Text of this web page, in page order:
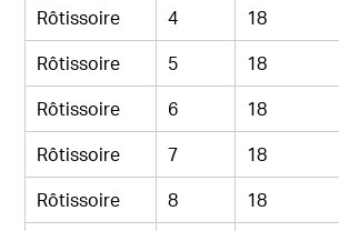
Rôtissoire
4 18
Rôtissoire
5 18
Rôtissoire
6 18
Rôtissoire
7 18
Rôtissoire
8 18